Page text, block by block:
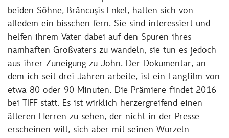
beiden Söhne, Brâncuşis Enkel, halten sich von
alledem ein bisschen fern. Sie sind interessiert und
helfen ihrem Vater dabei auf den Spuren ihres
namhaften Großvaters zu wandeln, sie tun es jedoch
aus ihrer Zuneigung zu John. Der Dokumentar, an
dem ich seit drei Jahren arbeite, ist ein Langfilm von
etwa 80 oder 90 Minuten. Die Prämiere findet 2016
bei TIFF statt. Es ist wirklich herzergreifend einen
älteren Herren zu sehen, der nicht in der Presse
erscheinen will, sich aber mit seinen Wurzeln